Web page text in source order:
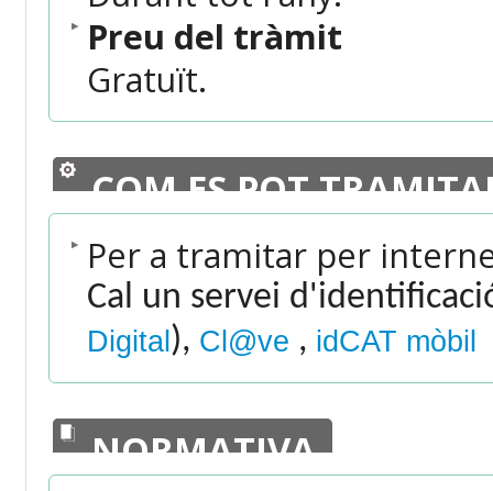
Preu del tràmit
Gratuït.
COM ES POT
Per a tramitar per
Cal un servei
Digital), Cl@ve , idCAT mòbil
NORMATIVA